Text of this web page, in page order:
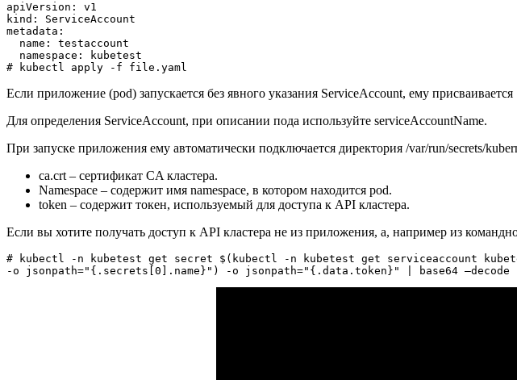
apiVersion: v1
kind: ServiceAccount
metadata:
  name: testaccount
  namespace: kubetest
# kubectl apply -f file.yaml
Если приложение (pod) запускается без явного указания ServiceAccount, ему
Для определения ServiceAccount, при описании пода используйте serviceAccountName.
При запуске приложения ему автоматически подключается директория /var/run/secrets/
ca.crt – сертификат CA кластера.
Namespace – содержит имя namespace, в котором находится pod.
token – содержит токен, используемый для доступа к API кластера.
Если вы хотите получать доступ к API кластера не из приложения, а, например из
# kubectl -n kubetest get secret $(kubectl -n kubetest get serviceaccount
-o jsonpath="{.secrets[0].name}") -o jsonpath="{.data.token}" | base64 –decode